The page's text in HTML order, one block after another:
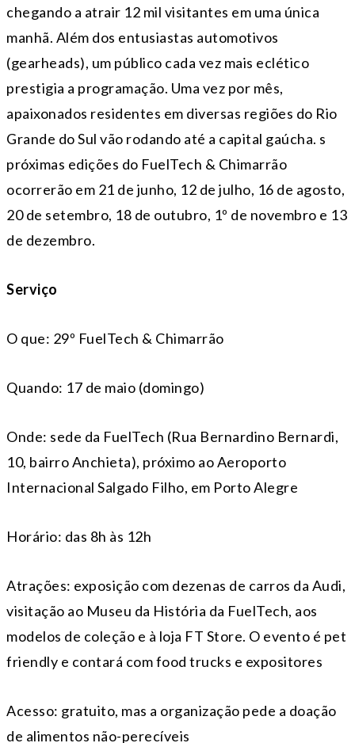
chegando a atrair 12 mil visitantes em uma única
manhã. Além dos entusiastas automotivos
(gearheads), um público cada vez mais eclético
prestigia a programação. Uma vez por mês,
apaixonados residentes em diversas regiões do Rio
Grande do Sul vão rodando até a capital gaúcha. s
próximas edições do FuelTech & Chimarrão
ocorrerão em 21 de junho, 12 de julho, 16 de agosto,
20 de setembro, 18 de outubro, 1º de novembro e 13
de dezembro.
Serviço
O que: 29º FuelTech & Chimarrão
Quando: 17 de maio (domingo)
Onde: sede da FuelTech (Rua Bernardino Bernardi,
10, bairro Anchieta), próximo ao Aeroporto
Internacional Salgado Filho, em Porto Alegre
Horário: das 8h às 12h
Atrações: exposição com dezenas de carros da Audi,
visitação ao Museu da História da FuelTech, aos
modelos de coleção e à loja FT Store. O evento é pet
friendly e contará com food trucks e expositores
Acesso: gratuito, mas a organização pede a doação
de alimentos não-perecíveis